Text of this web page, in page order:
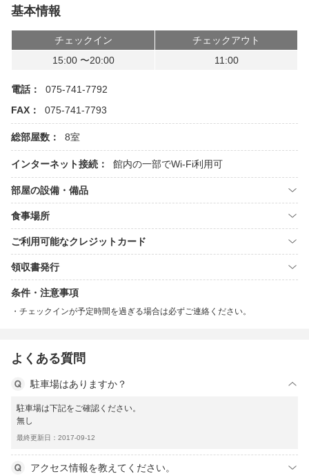
基本情報
チェックイン
チェックアウト
15:00 〜20:00
11:00
電話：
075-741-7792
FAX：
075-741-7793
総部屋数： 8室
インターネット接続： 館内の一部でWi-Fi利用可
部屋の設備・備品
食事場所
ご利用可能なクレジットカード
領収書発行
条件・注意事項
チェックインが予定時間を過ぎる場合は必ずご連絡ください。
よくある質問
駐車場はありますか？
駐車場は下記をご確認ください。
無し
最終更新日：2017-09-12
アクセス情報を教えてください。